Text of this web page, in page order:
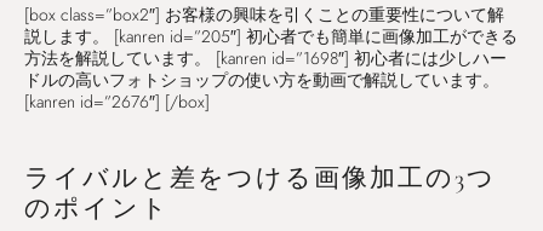
[box class=”box2″] お客様の興味を引くことの重要性について解
説します。 [kanren id=”205″] 初心者でも簡単に画像加工ができる
方法を解説しています。 [kanren id=”1698″] 初心者には少しハー
ドルの高いフォトショップの使い方を動画で解説しています。
[kanren id=”2676″] [/box]
ライバルと差をつける画像加工の3つ
のポイント